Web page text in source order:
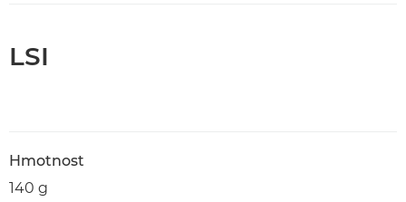
LSI
Hmotnost
140 g